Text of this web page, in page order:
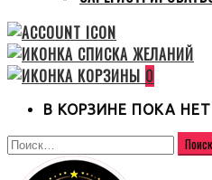
0
В КОРЗИНЕ ПОКА